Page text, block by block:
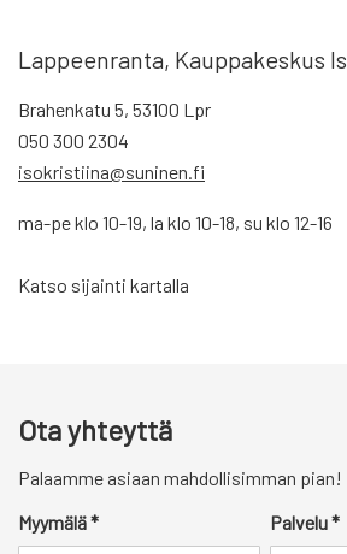
Lappeenranta, Kauppakeskus
Brahenkatu 5, 53100 Lpr
050 300 2304
isokristiina@suninen.fi
ma-pe klo 10-19, la klo 10-18, su klo 12-16
Katso sijainti kartalla
Ota yhteyttä
Palaamme asiaan mahdollisimman pian!
Myymälä* Palvelu*